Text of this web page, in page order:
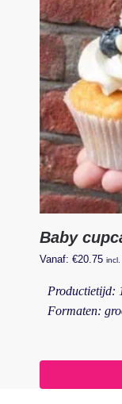
Baby
Vanaf: €20.75 incl.
Productietijd:
Formaten: